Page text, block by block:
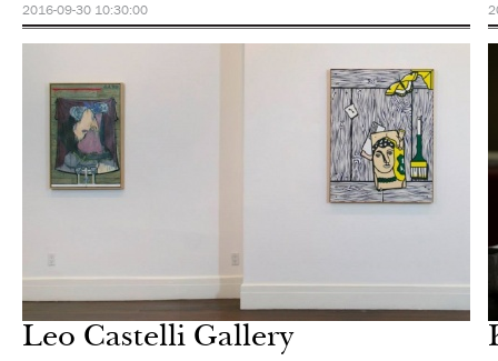
2016-09-30 10:30:00
Leo Castelli Gallery
Йорк